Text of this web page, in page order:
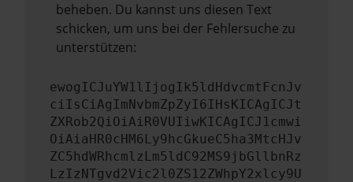
beheben. Du kannst uns diesen Text
schicken, um uns bei der Fehlersuche zu
unterstützen:
ewogICJuYW1lIjogIk5ldHdvcmtFcnJv
ciIsCiAgImNvbmZpZyI6IHsKICAgICJt
ZXRob2QiOiAiR0VUIiwKICAgICJ1cmwi
OiAiaHR0cHM6Ly9hcGkueC5ha3MtcHJv
ZC5hdWRhcmlzLm5ldC92MS9jbGllbnRz
LzIzNTgvd2Vic2l0ZS12ZWhpY2xlcy9U